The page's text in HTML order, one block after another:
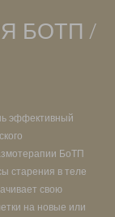
БОТП /
эффективный
БоТП
старения в теле
свою
на новые или